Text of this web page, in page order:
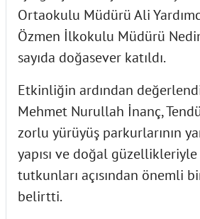
Ortaokulu Müdürü Ali
Özmen İlkokulu Müdürü
sayıda doğasever katıldı.
Etkinliğin ardından
Mehmet Nurullah İnanç,
zorlu yürüyüş parkurlarının
yapısı ve doğal
tutkunları açısından önemli
belirtti.